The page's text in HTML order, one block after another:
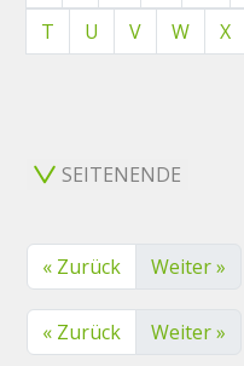
T
U V W X
SEITENENDE
« Zurück Weiter »
« Zurück Weiter »